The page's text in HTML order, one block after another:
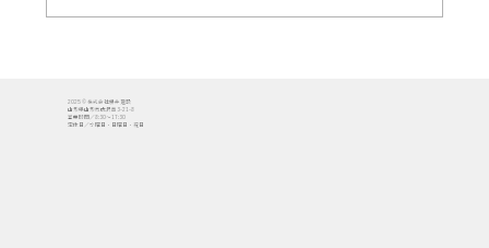
ぴ」グランドオープン！2日間で146組351
2025 © 株式会社櫻井建設
山形県山形市成沢西3-21-8
営業時間／8:30〜17:30
定休日／水曜日・日曜日・祝日